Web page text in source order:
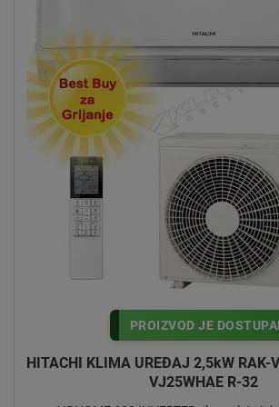
pokrete 20 minuta
se spušta za 1 stupanj te nakon 40
Opcija je daljinsko
uz Hi-Kumo mobilnu aplikaciju i
Uz dvostruku klapnu zraka koja će vam
diskretniji protok zraka
neugodan efet "oscilirajućeg
unutarnjih jedinica već od 20
pruža maksimalan komfor bez da i
uključena. Klapna ispuha zraka ima
vertikalnog i horizontalnog pomicanja
bolja regulacija zraka u
daljinsko upravljanje uz Hi-Kumo
dodatni adapter.
LORAI
Moderna Lorai Air Pur jedinica
dvije verzije: bijela i siva.
PROIZVOD JE
HITACHI KLIMA UREĐAJ 2,5kW RAK-
VJ25WHAE R-32